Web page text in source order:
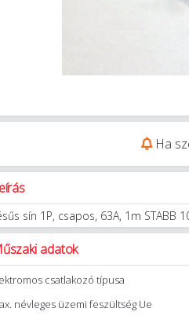
Ha
sín 1P, csapos, 63A, 1m STABB
adatok
csatlakozó típusa
névleges üzemi feszültség Ue